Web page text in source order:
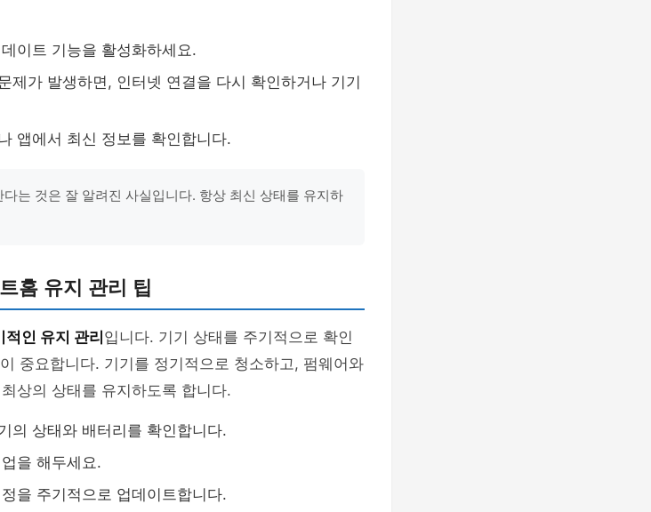
이트 기능을 활성화하세요.
제가 발생하면, 인터넷 연결을 다시 확인하거나 기기
앱에서 최신 정보를 확인합니다.
는 것은 잘 알려진 사실입니다. 항상 최신 상태를 유지하
홈 유지 관리 팁
적인 유지 관리 입니다. 기기 상태를 주기적으로 확인
중요합니다. 기기를 정기적으로 청소하고, 펌웨어와
상의 상태를 유지하도록 합니다.
의 상태와 배터리를 확인합니다.
을 해두세요.
을 주기적으로 업데이트합니다.